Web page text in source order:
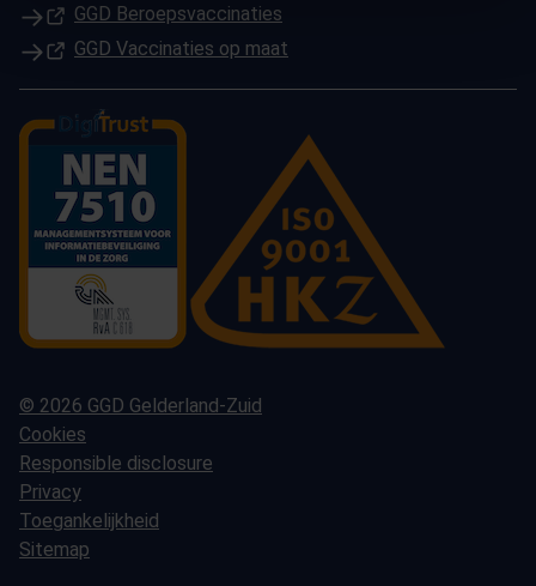
GGD Beroepsvaccinaties
(Opent in een nieuw tabblad)
GGD Vaccinaties op maat
(Opent in een nieuw tabblad)
© 2026 GGD Gelderland-Zuid
Cookies
Responsible disclosure
Privacy
Toegankelijkheid
Sitemap